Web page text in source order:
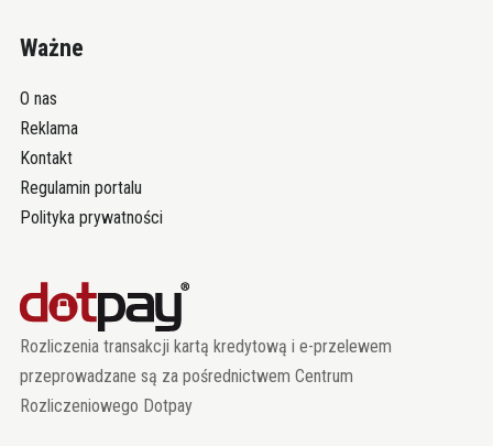
Ważne
O nas
Reklama
Kontakt
Regulamin portalu
Polityka prywatności
Rozliczenia transakcji kartą kredytową i e-przelewem
przeprowadzane są za pośrednictwem Centrum
Rozliczeniowego Dotpay